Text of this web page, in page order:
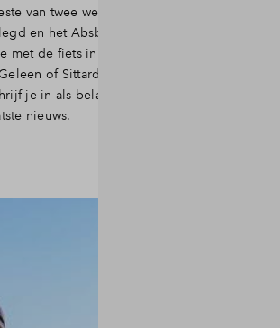
van twee werelden. Het nieuwe dorp is
en het Absbroekbos ligt er direct naast.
met de fiets in 5 à 10 minuten in het gezellige
of Sittard. Zin om van twee walletjes te
je in als belangstellende. Dan hoor je als
nieuws.